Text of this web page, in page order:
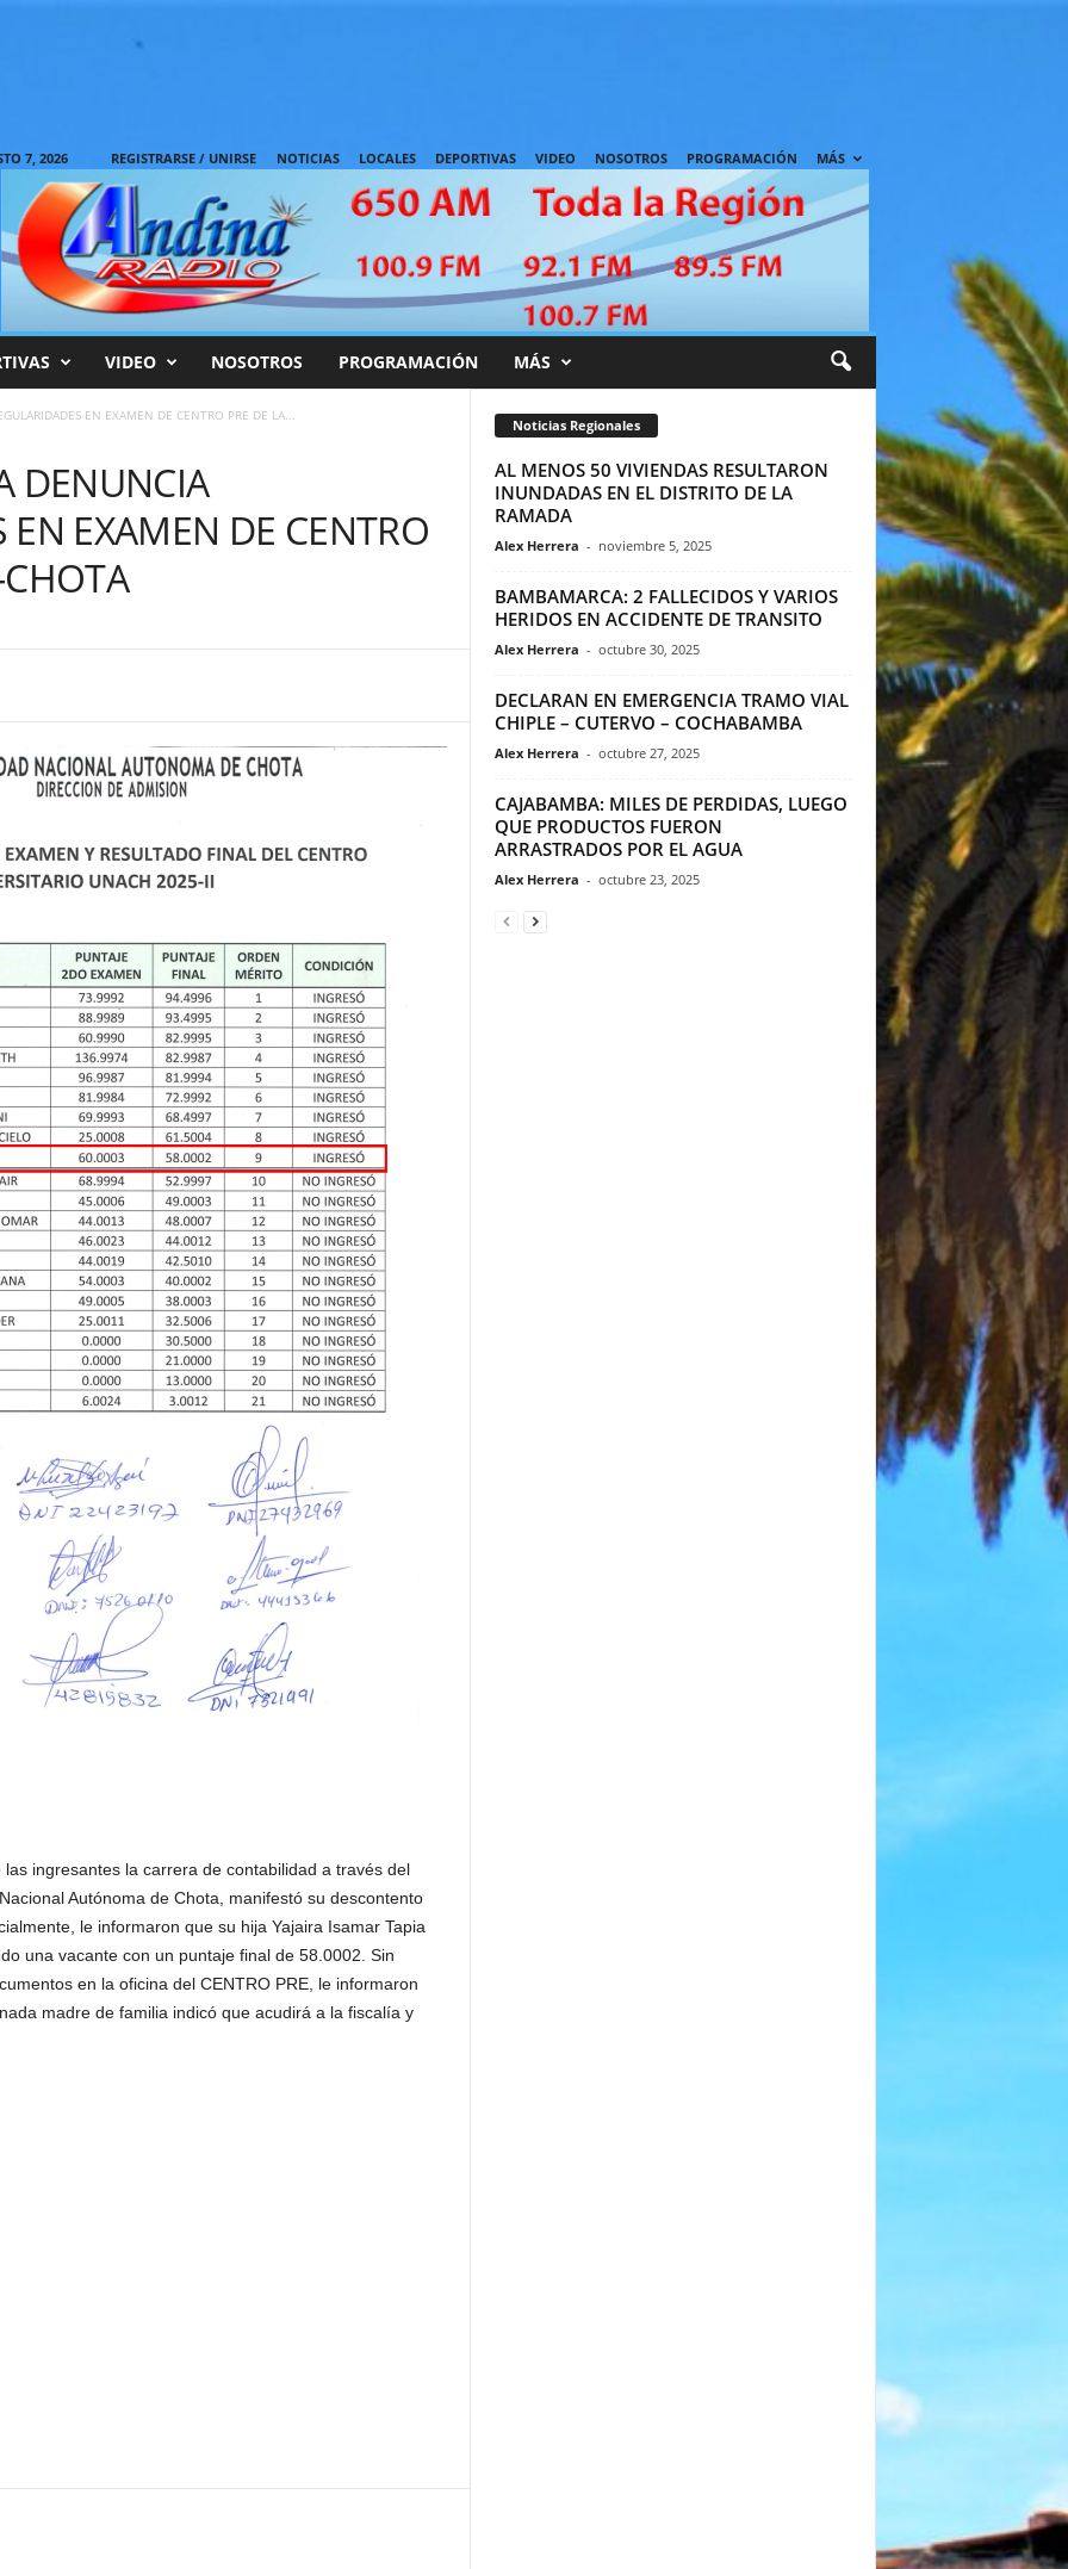
7, 2026 REGISTRARSE / UNIRSE NOTICIAS LOCALES DEPORTIVAS VIDEO NOSOTROS PROGRAMACIÓN MÁS
VIDEO NOSOTROS PROGRAMACIÓN MÁS
EN EXAMEN DE CENTRO PRE DE LA...
DENUNCIA
EN EXAMEN DE CENTRO
ingresantes la carrera de contabilidad a través del
Autónoma de Chota, manifestó su descontento
le informaron que su hija Yajaira Isamar Tapia
una vacante con un puntaje final de 58.0002. Sin
en la oficina del CENTRO PRE, le informaron
madre de familia indicó que acudirá a la fiscalía y
Noticias Regionales
AL MENOS 50 VIVIENDAS RESULTARON
INUNDADAS EN EL DISTRITO DE LA
RAMADA
Alex Herrera - noviembre 5, 2025
BAMBAMARCA: 2 FALLECIDOS Y VARIOS
HERIDOS EN ACCIDENTE DE TRANSITO
Alex Herrera - octubre 30, 2025
DECLARAN EN EMERGENCIA TRAMO VIAL
CHIPLE – CUTERVO – COCHABAMBA
Alex Herrera - octubre 27, 2025
CAJABAMBA: MILES DE PERDIDAS, LUEGO
QUE PRODUCTOS FUERON
ARRASTRADOS POR EL AGUA
Alex Herrera - octubre 23, 2025